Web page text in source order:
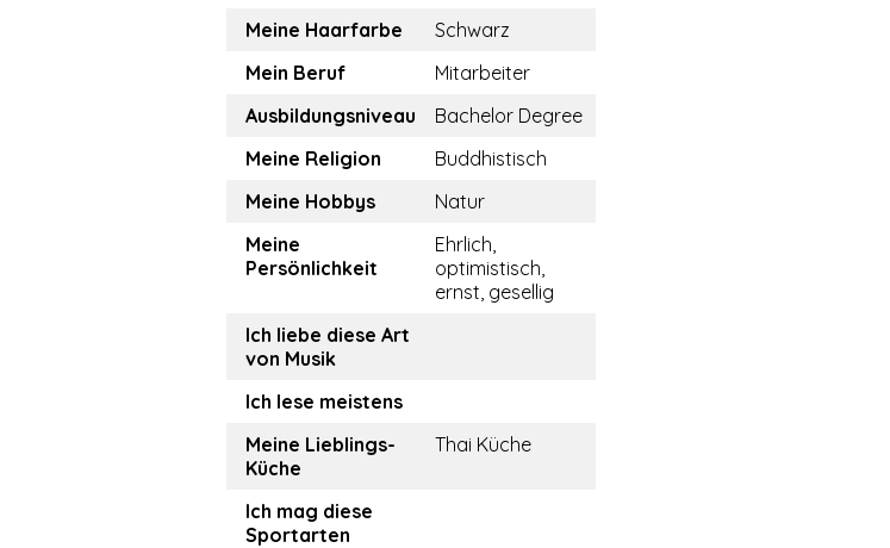
Meine Haarfarbe
Schwarz
Mein Beruf
Mitarbeiter
Ausbildungsniveau
Bachelor Degree
Meine Religion
Buddhistisch
Meine Hobbys
Natur
Meine
Persönlichkeit
Ehrlich,
optimistisch,
ernst, gesellig
Ich liebe diese Art
von Musik
Ich lese meistens
Meine Lieblings-
Küche
Thai Küche
Ich mag diese
Sportarten